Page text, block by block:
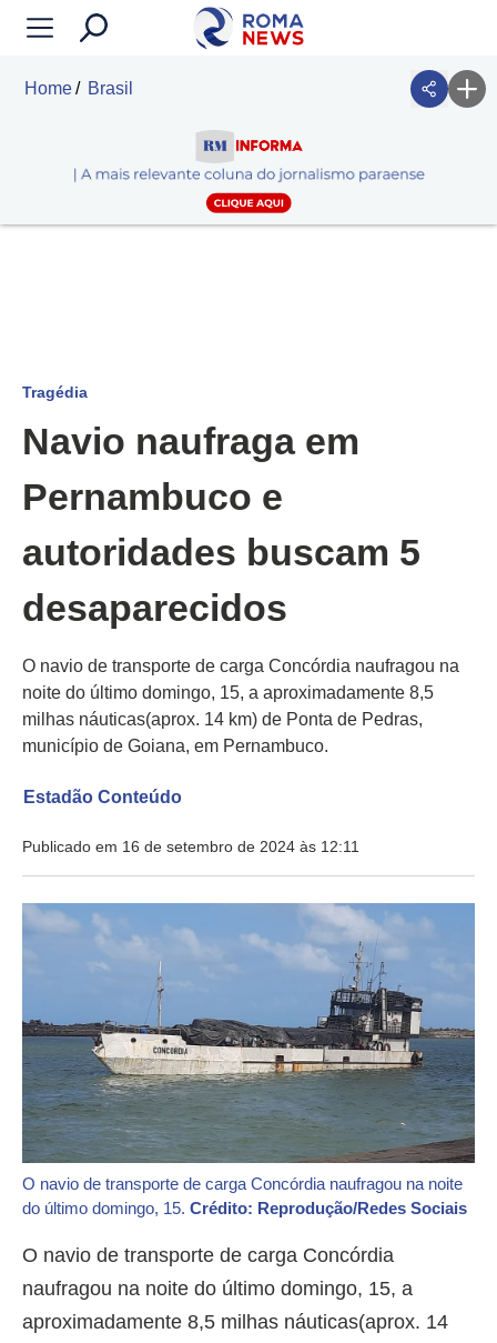
Home Brasil
Tragédia
Navio naufraga em
Pernambuco e
autoridades buscam 5
desaparecidos
O navio de transporte de carga Concórdia naufragou na
noite do último domingo, 15, a aproximadamente 8,5
milhas náuticas(aprox. 14 km) de Ponta de Pedras,
município de Goiana, em Pernambuco.
Estadão Conteúdo
Publicado em 16 de setembro de 2024 às 12:11
O navio de transporte de carga Concórdia naufragou na noite
do último domingo, 15. Crédito: Reprodução/Redes Sociais
O navio de transporte de carga Concórdia
naufragou na noite do último domingo, 15, a
aproximadamente 8,5 milhas náuticas(aprox. 14